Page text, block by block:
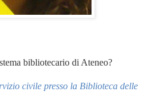
bibliotecario di Ateneo?
civile presso la Biblioteca delle